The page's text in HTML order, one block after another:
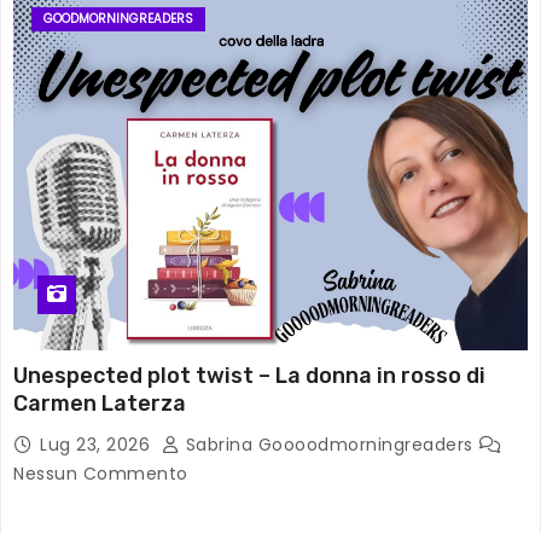
GOODMORNINGREADERS
Unespected plot twist – La donna in rosso di
Carmen Laterza
Lug 23, 2026
Sabrina Goooodmorningreaders
Nessun Commento